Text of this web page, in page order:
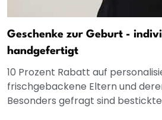
Geschenke zur Geburt -
handgefertigt
10 Prozent Rabatt auf
frischgebackene Eltern und
Besonders gefragt sind bestickte